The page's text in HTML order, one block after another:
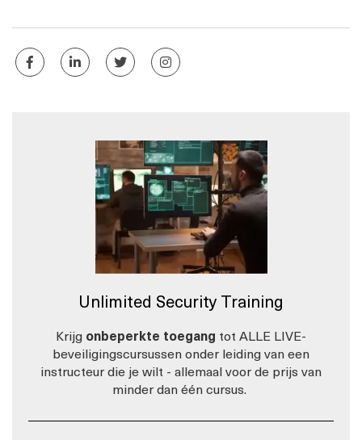
Unlimited Security Training
Krijg onbeperkte toegang tot ALLE LIVE-
beveiligingscursussen onder leiding van een
instructeur die je wilt - allemaal voor de prijs van
minder dan één cursus.